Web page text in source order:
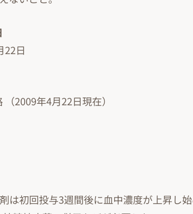
22日
2009年4月22日現在）
は初回投与3週間後に血中濃度が上昇し